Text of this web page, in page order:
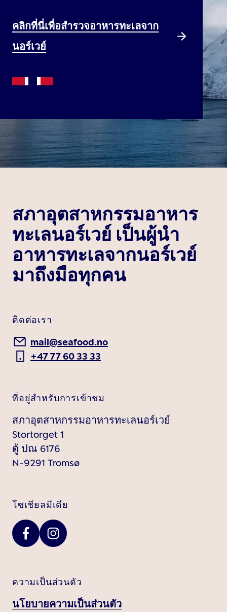
คลิกที่นี่เพื่อสำรวจอาหารทะเลจาก
นอร์เวย์
สภาอุตสาหกรรมอาหาร
ทะเลนอร์เวย์ เป็นผู้นำ
อาหารทะเลจากนอร์เวย์
มาถึงมือทุกคน
ติดต่อเรา
mail@seafood.no
+47 77 60 33 33
ที่อยู่สำหรับการเข้าชม
สภาอุตสาหกรรมอาหารทะเลนอร์เวย์
Stortorget 1
ตู้ ปณ 6176
N-9291 Tromsø
โซเชียลมีเดีย
ความเป็นส่วนตัว
นโยบายความเป็นส่วนตัว